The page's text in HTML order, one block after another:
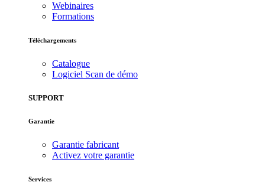
Webinaires
Formations
Téléchargements
Catalogue
Logiciel Scan de démo
SUPPORT
Garantie
Garantie fabricant
Activez votre garantie
Services